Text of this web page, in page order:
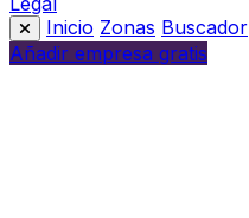
Inicio Zonas Buscador
Añadir empresa gratis